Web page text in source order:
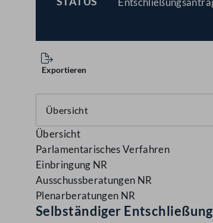
Exportieren
Übersicht
Parlamentarisches Verfahren
Einbringung NR
Ausschussberatungen NR
Plenarberatungen NR
Selbständiger